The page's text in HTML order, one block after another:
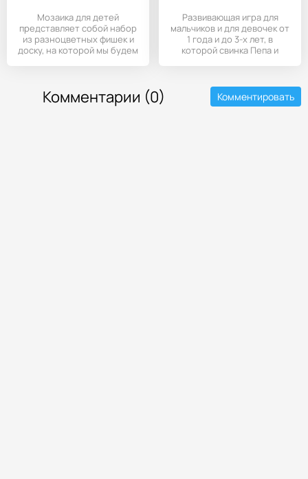
Мозаика для детей
представляет собой набор
из разноцветных фишек и
доску, на которой мы будем
Развивающая игра для
мальчиков и для девочек от
1 года и до 3-х лет, в
которой свинка Пепа и
Комментарии (0) Комментировать